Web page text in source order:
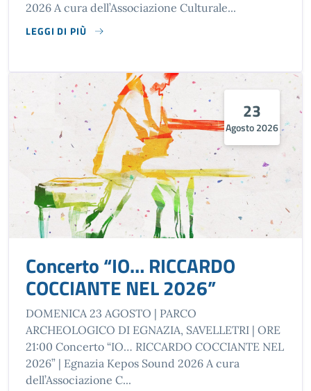
2026 A cura dell’Associazione Culturale...
LEGGI DI PIÙ
SU CONCERTO POOH 60 “LA NOSTRA STORIA”
23
Agosto 2026
Concerto “IO… RICCARDO
COCCIANTE NEL 2026”
DOMENICA 23 AGOSTO | PARCO
ARCHEOLOGICO DI EGNAZIA, SAVELLETRI | ORE
21:00 Concerto “IO… RICCARDO COCCIANTE NEL
2026” | Egnazia Kepos Sound 2026 A cura
dell’Associazione C...